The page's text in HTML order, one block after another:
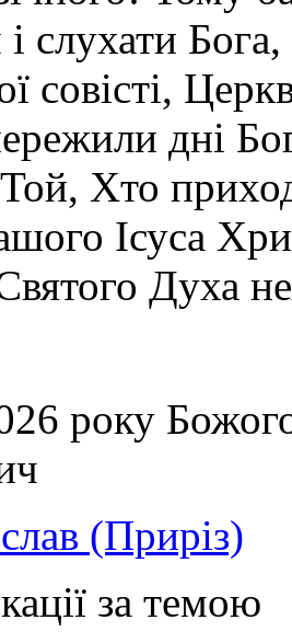
слухати
совісті,
дні
Хто
Ісуса
Духа
року
(Приріз)
за темою